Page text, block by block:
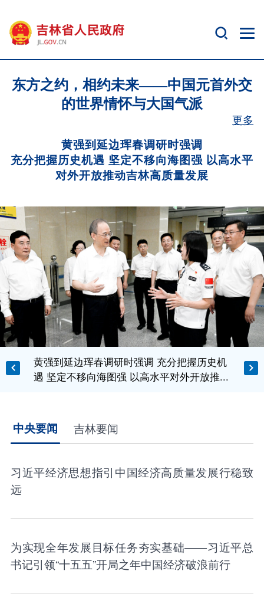
东方之约，相约未来——中国元首外交
的世界情怀与大国气派
更多
黄强到延边珲春调研时强调
充分把握历史机遇 坚定不移向海图强 以高水平
对外开放推动吉林高质量发展
黄强到延边珲春调研时强调 充分把握历史机
遇 坚定不移向海图强 以高水平对外开放推...
中央要闻 吉林要闻
习近平经济思想指引中国经济高质量发展行稳致
远
为实现全年发展目标任务夯实基础——习近平总
书记引领“十五五”开局之年中国经济破浪前行